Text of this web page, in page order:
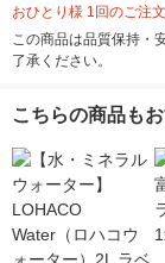
おひとり様 1回のご注
この商品は品質保持・
了承ください。
こちらの商品も